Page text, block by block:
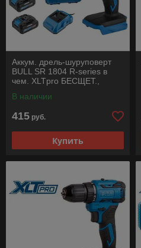
Аккум. дрель-шуруповерт
BULL SR 1804 R-series в
чем. XLTpro БЕСЩЕТ.,
А*ч
В наличии
415 руб.
Купить